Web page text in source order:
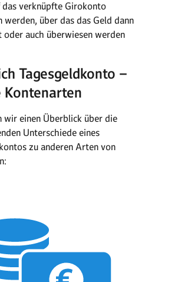
das verknüpfte Girokonto
werden, über das das Geld dann
oder auch überwiesen werden
Tagesgeldkonto –
Kontenarten
wir einen Überblick über die
Unterschiede eines
zu anderen Arten von